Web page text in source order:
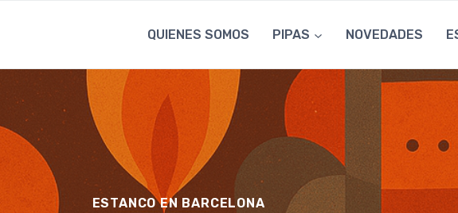
QUIENES SOMOS PIPAS NOVEDADES
ESTANCO EN BARCELONA